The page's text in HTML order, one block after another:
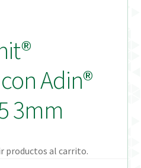
Adin®
3mm
productos al carrito.